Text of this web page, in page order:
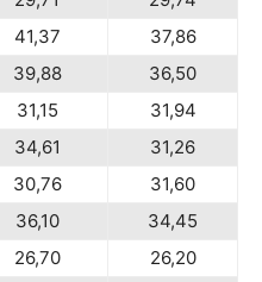
41,37
37,86
39,88
36,50
31,15
31,94
34,61
31,26
30,76
31,60
36,10
34,45
26,70
26,20